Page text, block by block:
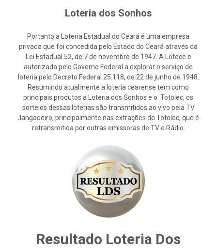
Loteria dos Sonhos
Portanto a Loteria Estadual do Ceará é uma empresa
privada que foi concedida pelo Estado do Ceará através da
Lei Estadual 52, de 7 de novembro de 1947. A Lotece e
autorizada pelo Governo Federal a explorar o serviço de
loteria pelo Decreto Federal 25.118, de 22 de junho de 1948.
Resumindo atualmente a loteria cearense tem como
principais produtos a Loteria dos Sonhos e o Totolec, os
sorteios dessas loterias são transmitidos ao vivo pela TV
Jangadeiro, principalmente nas extrações do Totolec, que é
retransmitida por outras emissoras de TV e Rádio.
Resultado Loteria Dos